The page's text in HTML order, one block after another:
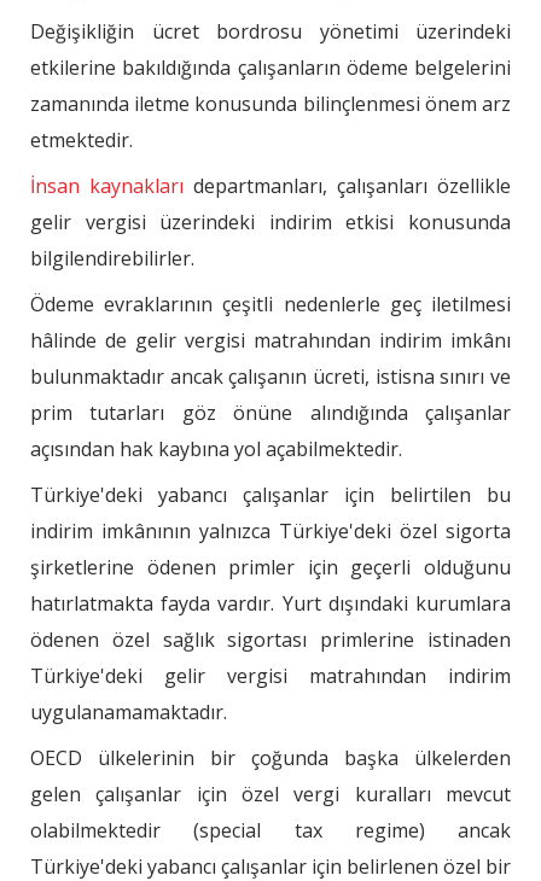
Değişikliğin ücret bordrosu yönetimi üzerindeki
etkilerine bakıldığında çalışanların ödeme belgelerini
zamanında iletme konusunda bilinçlenmesi önem arz
etmektedir.
İnsan kaynakları departmanları, çalışanları özellikle
gelir vergisi üzerindeki indirim etkisi konusunda
bilgilendirebilirler.
Ödeme evraklarının çeşitli nedenlerle geç iletilmesi
hâlinde de gelir vergisi matrahından indirim imkânı
bulunmaktadır ancak çalışanın ücreti, istisna sınırı ve
prim tutarları göz önüne alındığında çalışanlar
açısından hak kaybına yol açabilmektedir.
Türkiye'deki yabancı çalışanlar için belirtilen bu
indirim imkânının yalnızca Türkiye'deki özel sigorta
şirketlerine ödenen primler için geçerli olduğunu
hatırlatmakta fayda vardır. Yurt dışındaki kurumlara
ödenen özel sağlık sigortası primlerine istinaden
Türkiye'deki gelir vergisi matrahından indirim
uygulanamamaktadır.
OECD ülkelerinin bir çoğunda başka ülkelerden
gelen çalışanlar için özel vergi kuralları mevcut
olabilmektedir (special tax regime) ancak
Türkiye'deki yabancı çalışanlar için belirlenen özel bir